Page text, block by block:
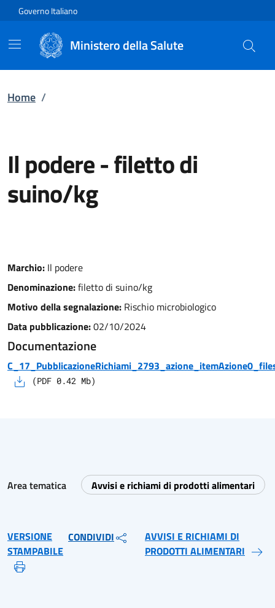
Vai direttamente al contenuto
Governo Italiano
Ministero della Salute
Home /
Il podere-filetto di
suino/kg
Marchio: Il podere
Denominazione:filetto di suino/kg
Motivo della segnalazione: Rischio microbiologico
Data pubblicazione:02/10/2024
Documentazione
(PDF 0.42 Mb)
Area tematica Avvisi e richiami di prodotti alimentari
VERSIONE
STAMPABILE
CONDIVIDI
AVVISI E RICHIAMI DI
PRODOTTI ALIMENTARI